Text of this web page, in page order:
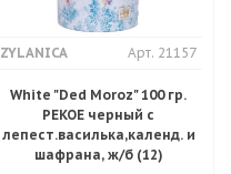
ZYLANICA Арт. 21157
White "Ded Moroz" 100 гр.
PEKOE черный с
лепест.василька,календ. и
шафрана, ж/б (12)